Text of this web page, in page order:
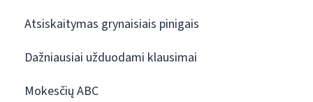
Atsiskaitymas grynaisiais pinigais
Dažniausiai užduodami klausimai
Mokesčių ABC